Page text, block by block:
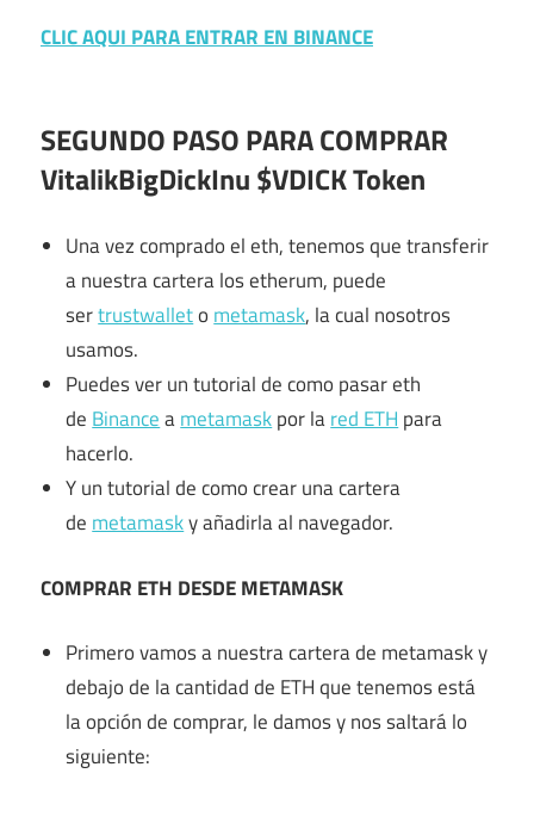
CLIC AQUI PARA ENTRAR EN BINANCE
SEGUNDO PASO PARA COMPRAR
VitalikBigDickInu $VDICK Token
Una vez comprado el eth, tenemos que transferir
a nuestra cartera los etherum, puede
sertrustwalleto metamask, la cual nosotros
usamos.
Puedes ver un tutorial de como pasar eth
de Binanceametamaskpor lared ETH para
hacerlo.
Y un tutorial de como crear una cartera
de metamasky añadirla al navegador.
COMPRAR ETH DESDE METAMASK
Primero vamos a nuestra cartera de metamask y
debajo de la cantidad de ETH que tenemos está
la opción de comprar, le damos y nos saltará lo
siguiente: